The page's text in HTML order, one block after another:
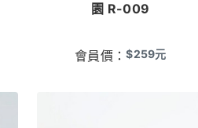
園 R-009
會員價：$259元